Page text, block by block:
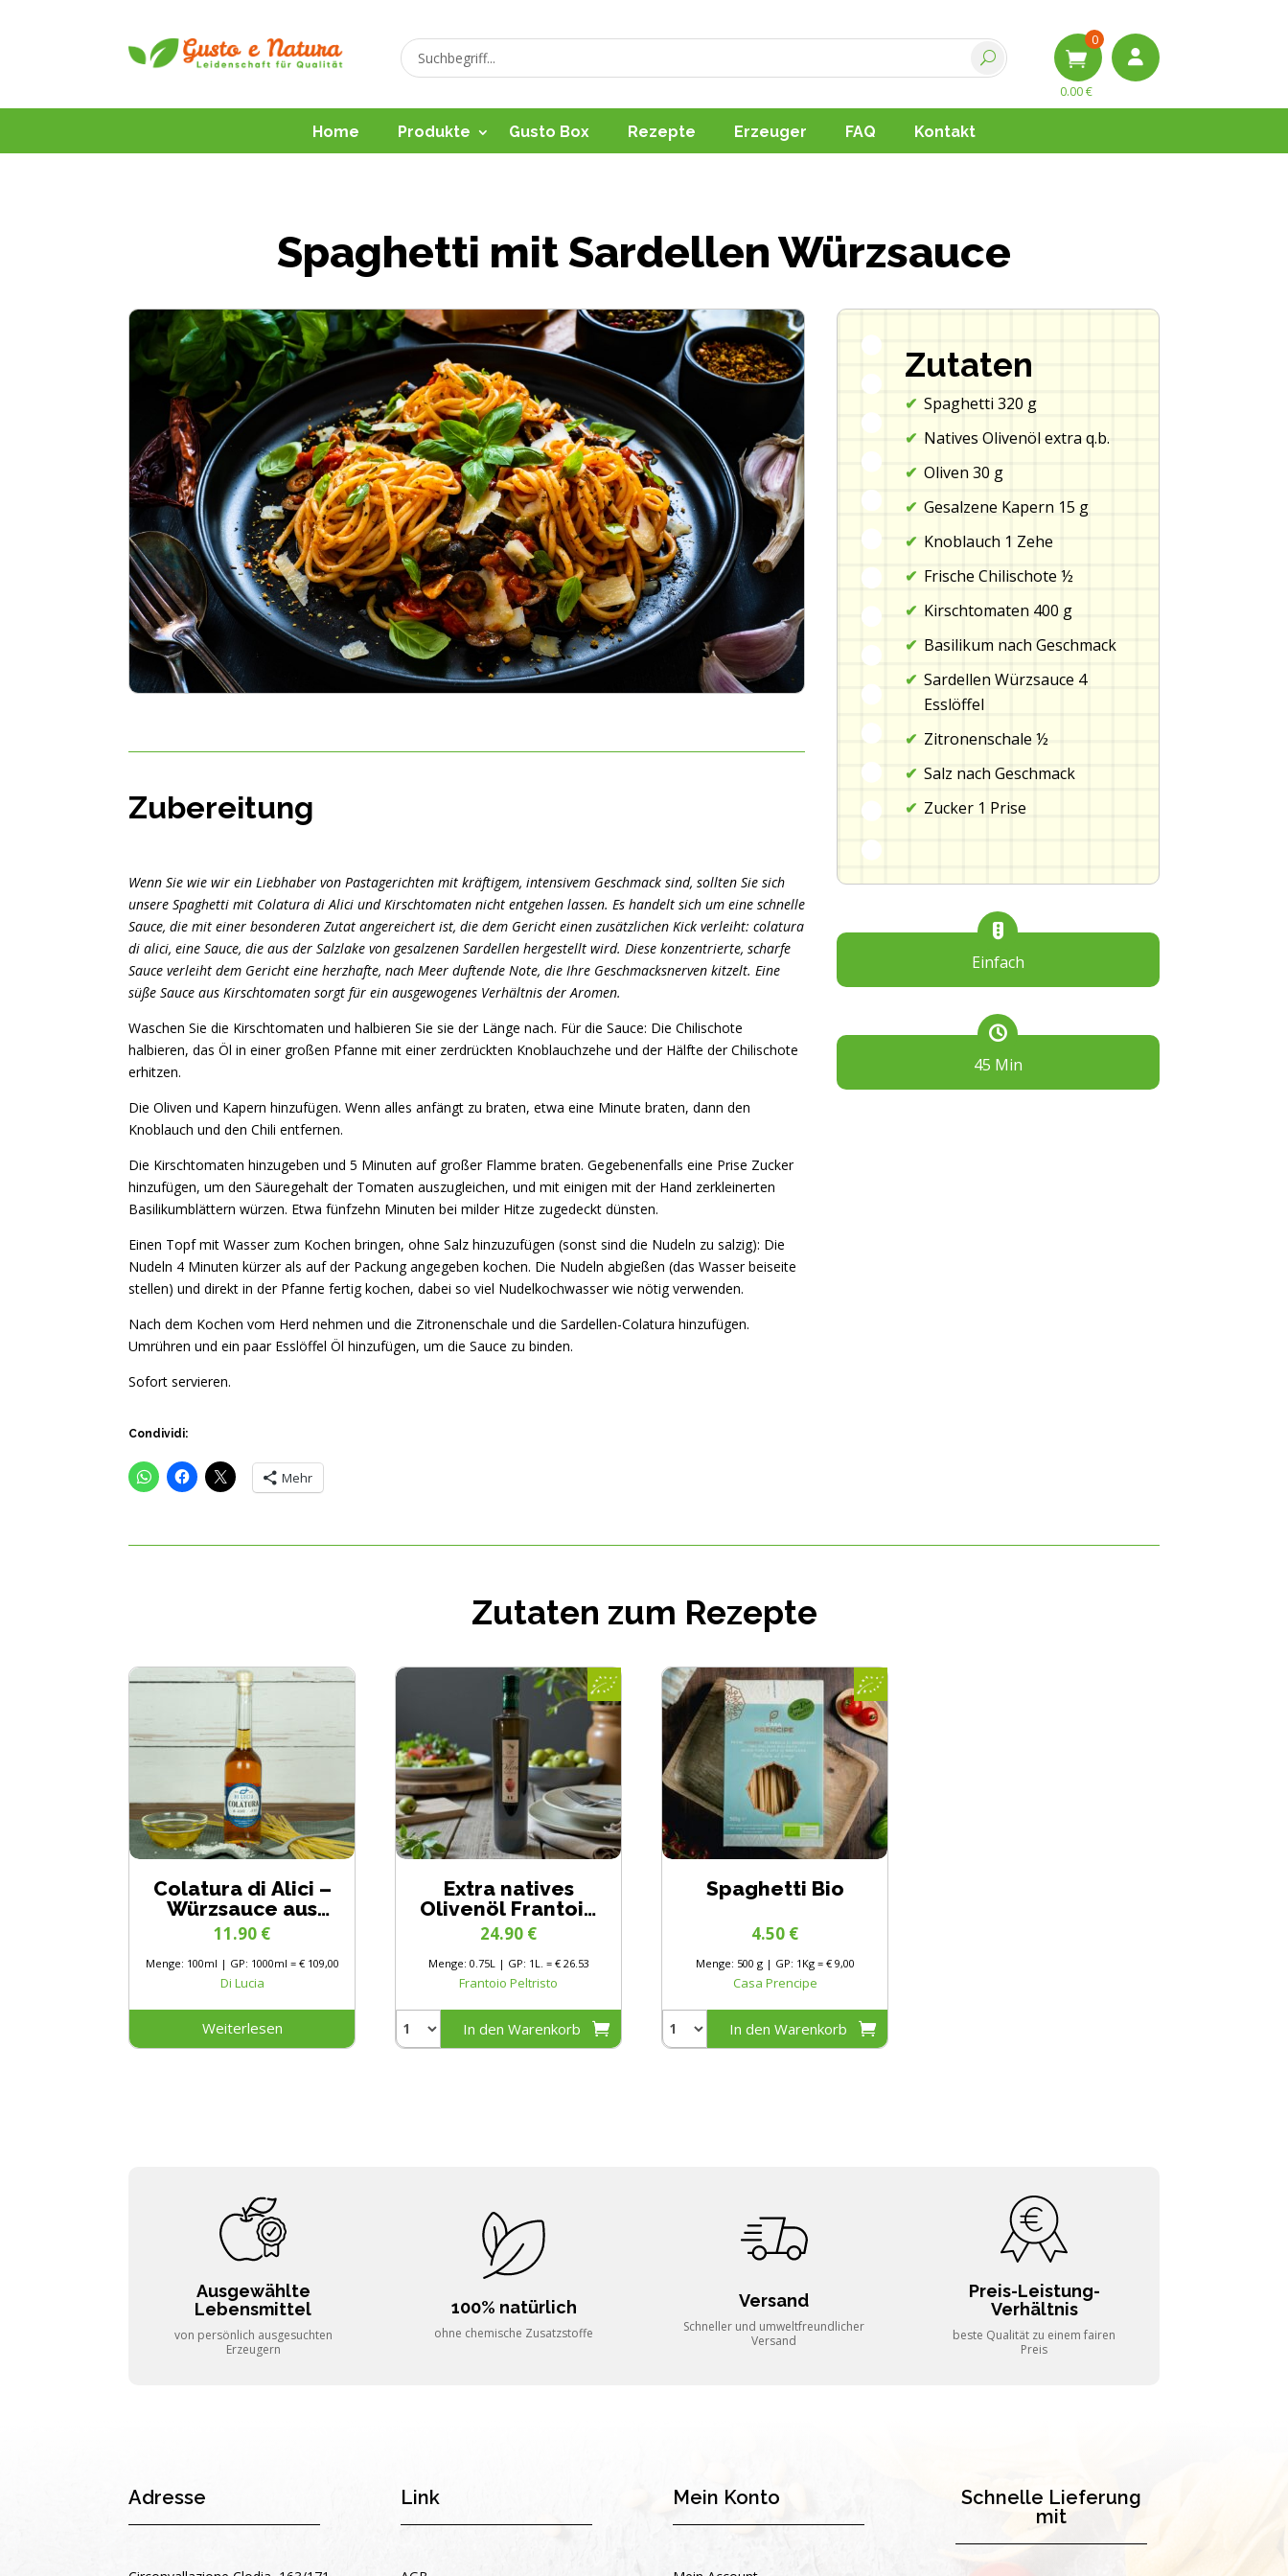
0.00€
0
Home Produkte Gusto Box Rezepte Erzeuger FAQ Kontakt
Spaghetti mit Sardellen Würzsauce
Zubereitung
Wenn Sie wie wir ein Liebhaber von Pastagerichten mit kräftigem, intensivem Geschmack sind, sollten Sie sich
unsere Spaghetti mit Colatura di Alici und Kirschtomaten nicht entgehen lassen. Es handelt sich um eine schnelle
Sauce, die mit einer besonderen Zutat angereichert ist, die dem Gericht einen zusätzlichen Kick verleiht: colatura
di alici, eine Sauce, die aus der Salzlake von gesalzenen Sardellen hergestellt wird. Diese konzentrierte, scharfe
Sauce verleiht dem Gericht eine herzhafte, nach Meer duftende Note, die Ihre Geschmacksnerven kitzelt. Eine
süße Sauce aus Kirschtomaten sorgt für ein ausgewogenes Verhältnis der Aromen.
Waschen Sie die Kirschtomaten und halbieren Sie sie der Länge nach. Für die Sauce: Die Chilischote
halbieren, das Öl in einer großen Pfanne mit einer zerdrückten Knoblauchzehe und der Hälfte der Chilischote
erhitzen.
Die Oliven und Kapern hinzufügen. Wenn alles anfängt zu braten, etwa eine Minute braten, dann den
Knoblauch und den Chili entfernen.
Die Kirschtomaten hinzugeben und 5 Minuten auf großer Flamme braten. Gegebenenfalls eine Prise Zucker
hinzufügen, um den Säuregehalt der Tomaten auszugleichen, und mit einigen mit der Hand zerkleinerten
Basilikumblättern würzen. Etwa fünfzehn Minuten bei milder Hitze zugedeckt dünsten.
Einen Topf mit Wasser zum Kochen bringen, ohne Salz hinzuzufügen (sonst sind die Nudeln zu salzig): Die
Nudeln 4 Minuten kürzer als auf der Packung angegeben kochen. Die Nudeln abgießen (das Wasser beiseite
stellen) und direkt in der Pfanne fertig kochen, dabei so viel Nudelkochwasser wie nötig verwenden.
Nach dem Kochen vom Herd nehmen und die Zitronenschale und die Sardellen-Colatura hinzufügen.
Umrühren und ein paar Esslöffel Öl hinzufügen, um die Sauce zu binden.
Sofort servieren.
Condividi:
Mehr
Zutaten
Spaghetti 320 g
Natives Olivenöl extra q.b.
Oliven 30 g
Gesalzene Kapern 15 g
Knoblauch 1 Zehe
Frische Chilischote ½
Kirschtomaten 400 g
Basilikum nach Geschmack
Sardellen Würzsauce 4
Esslöffel
Zitronenschale ½
Salz nach Geschmack
Zucker 1 Prise
Einfach
45 Min
Zutaten zum Rezepte
Colatura di Alici –
Würzsauce aus
sardellen
Di Lucia
Menge: 100ml | GP: 1000ml = € 109,00
11.90 €
Weiterlesen
Extra natives
Olivenöl Frantoio
Peltristo Bio
Frantoio Peltristo
Menge: 0.75L | GP: 1L. = € 26.53
24.90 €
In den Warenkorb
Spaghetti Bio
Casa Prencipe
Menge: 500 g | GP: 1Kg = € 9,00
4.50 €
In den Warenkorb
Ausgewählte
Lebensmittel
von persönlich ausgesuchten
Erzeugern
100% natürlich
ohne chemische Zusatzstoffe
Versand
Schneller und umweltfreundlicher
Versand
Preis-Leistung-
Verhältnis
beste Qualität zu einem fairen
Preis
Adresse Link Mein Konto
Schnelle Lieferung
mit